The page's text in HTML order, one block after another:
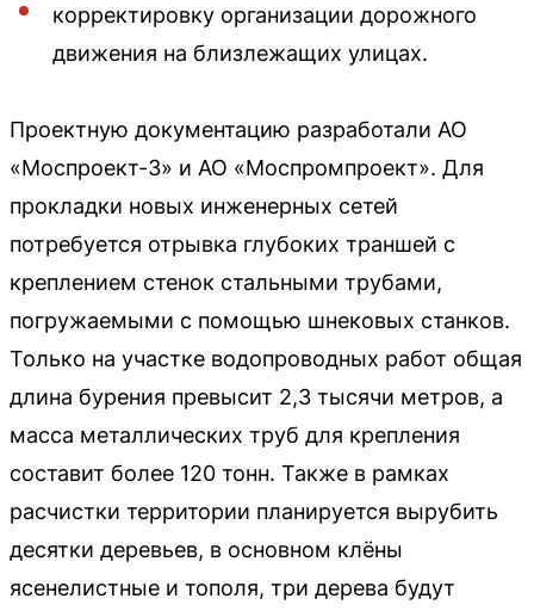
корректировку организации дорожного
движения на близлежащих улицах.
Проектную документацию разработали АО
«Моспроект-3» и АО «Моспромпроект». Для
прокладки новых инженерных сетей
потребуется отрывка глубоких траншей с
креплением стенок стальными трубами,
погружаемыми с помощью шнековых станков.
Только на участке водопроводных работ общая
длина бурения превысит 2,3 тысячи метров, а
масса металлических труб для крепления
составит более 120 тонн. Также в рамках
расчистки территории планируется вырубить
десятки деревьев, в основном клёны
ясенелистные и тополя, три дерева будут